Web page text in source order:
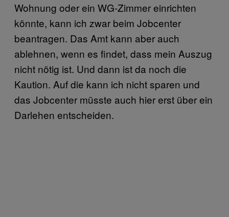
Wohnung oder ein WG-Zimmer einrichten
könnte, kann ich zwar beim Jobcenter
beantragen. Das Amt kann aber auch
ablehnen, wenn es findet, dass mein Auszug
nicht nötig ist. Und dann ist da noch die
Kaution. Auf die kann ich nicht sparen und
das Jobcenter müsste auch hier erst über ein
Darlehen entscheiden.